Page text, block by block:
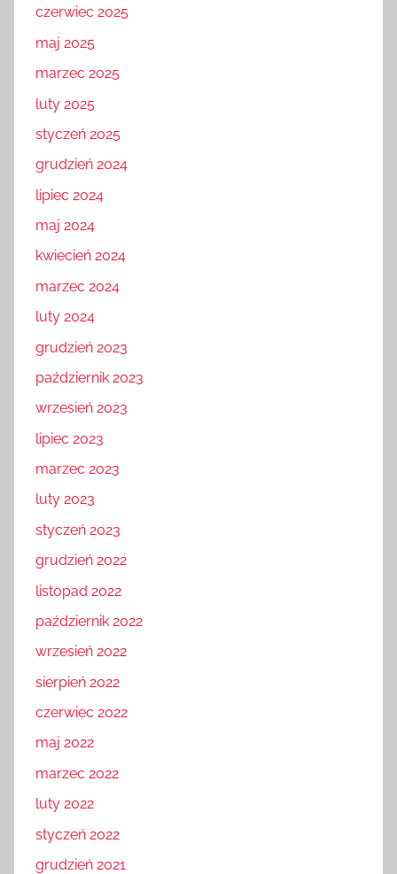
czerwiec 2025
maj 2025
marzec 2025
luty 2025
styczeń 2025
grudzień 2024
lipiec 2024
maj 2024
kwiecień 2024
marzec 2024
luty 2024
grudzień 2023
październik 2023
wrzesień 2023
lipiec 2023
marzec 2023
luty 2023
styczeń 2023
grudzień 2022
listopad 2022
październik 2022
wrzesień 2022
sierpień 2022
czerwiec 2022
maj 2022
marzec 2022
luty 2022
styczeń 2022
grudzień 2021